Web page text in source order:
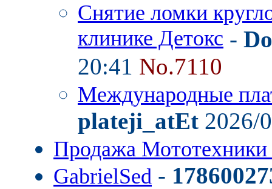
Снятие ломки
клинике Детокс -
20:41 No.7110
Международные
plateji_atEt 2026/
Продажа
GabrielSed -